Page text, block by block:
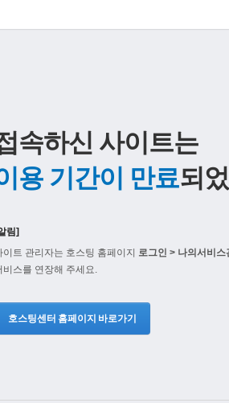
속하신 사이트는
용 기간이 만료되
림]
이트 관리자는 호스팅 홈페이지 로그인 > 나의서비
비스를 연장해 주세요.
호스팅센터 홈페이지 바로가기